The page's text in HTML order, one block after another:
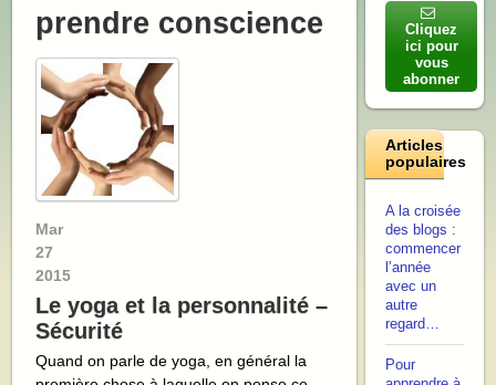
prendre conscience
Mar
27
2015
Le yoga et la personnalité –
Sécurité
Quand on parle de yoga, en général la
Cliquez
ici pour
vous
abonner
Articles
populaires
A la croisée
des blogs :
commencer
l’année
avec un
autre
regard…
Pour